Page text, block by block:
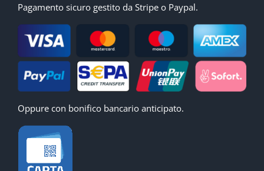
Pagamento sicuro gestito da Stripe o Paypal.
Oppure con bonifico bancario anticipato.